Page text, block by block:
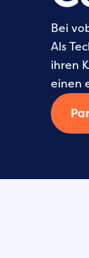
Bei
Als
ihren
einen